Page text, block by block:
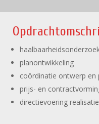
planontwikkeling
coördinatie ontwerp en
prijs- en
directievoering realisatie